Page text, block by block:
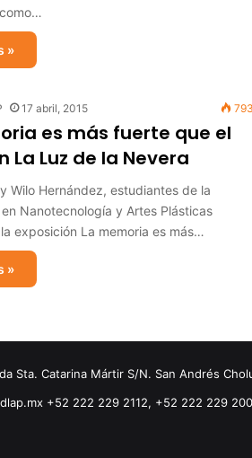
»
17 abril, 2015 793
es más fuerte que el
La Luz de la Nevera
Wilo Hernández, estudiantes de la
Nanotecnología y Artes Plásticas
exposición La memoria es más…
»
Catarina Mártir S/N. San Andrés
+52 222 229 2112, +52 222 229